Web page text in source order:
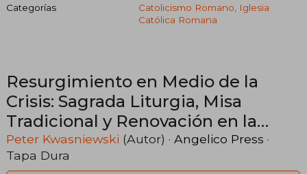
Categorías
Catolicismo Romano, Iglesia
Católica Romana
Resurgimiento en Medio de la
Crisis: Sagrada Liturgia, Misa
Tradicional y Renovación en la
Iglesia (Spanish Edition)
Peter Kwasniewski (Autor) · Angelico Press ·
Tapa Dura